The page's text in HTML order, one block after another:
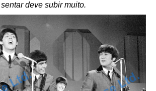
sentar deve subir muito.